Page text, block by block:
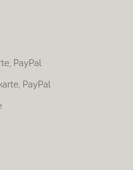
PayPal
PayPal